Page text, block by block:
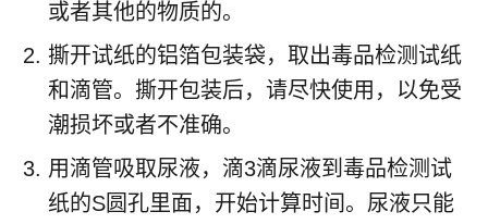
或者其他的物质的。
撕开试纸的铝箔包装袋，取出毒品检测试纸
和滴管。撕开包装后，请尽快使用，以免受
潮损坏或者不准确。
用滴管吸取尿液，滴3滴尿液到毒品检测试
纸的S圆孔里面，开始计算时间。尿液只能